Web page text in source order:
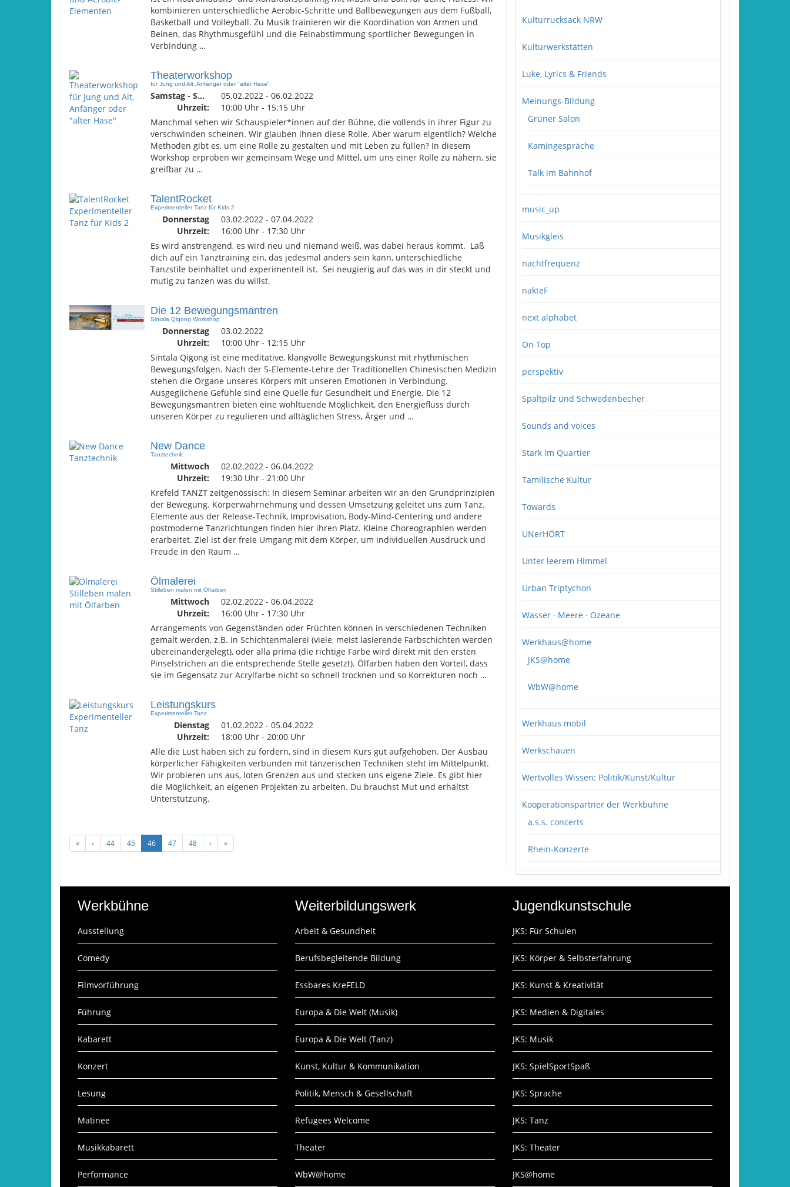
kombinieren unterschiedliche Aerobic-Schritte und Ballbewegungen aus dem Fußball,
Basketball und Volleyball. Zu Musik trainieren wir die Koordination von Armen und
Beinen, das Rhythmusgefühl und die Feinabstimmung sportlicher Bewegungen in
Verbindung …
Theaterworkshop
für Jung und Alt, Anfänger oder "alter Hase"
Samstag - Sonntag
05.02.2022 - 06.02.2022
Uhrzeit:
10:00 Uhr - 15:15 Uhr
Manchmal sehen wir Schauspieler*innen auf der Bühne, die vollends in ihrer Figur zu
verschwinden scheinen. Wir glauben ihnen diese Rolle. Aber warum eigentlich? Welche
Methoden gibt es, um eine Rolle zu gestalten und mit Leben zu füllen? In diesem
Workshop erproben wir gemeinsam Wege und Mittel, um uns einer Rolle zu nähern, sie
greifbar zu …
TalentRocket
Experimenteller Tanz für Kids 2
Donnerstag
03.02.2022 - 07.04.2022
Uhrzeit:
16:00 Uhr - 17:30 Uhr
Es wird anstrengend, es wird neu und niemand weiß, was dabei heraus kommt. Laß
dich auf ein Tanztraining ein, das jedesmal anders sein kann, unterschiedliche
Tanzstile beinhaltet und experimentell ist. Sei neugierig auf das was in dir steckt und
mutig zu tanzen was du willst.
Die 12 Bewegungsmantren
Sintala Qigong Workshop
Donnerstag
03.02.2022
Uhrzeit:
10:00 Uhr - 12:15 Uhr
Sintala Qigong ist eine meditative, klangvolle Bewegungskunst mit rhythmischen
Bewegungsfolgen. Nach der 5-Elemente-Lehre der Traditionellen Chinesischen Medizin
stehen die Organe unseres Körpers mit unseren Emotionen in Verbindung.
Ausgeglichene Gefühle sind eine Quelle für Gesundheit und Energie. Die 12
Bewegungsmantren bieten eine wohltuende Möglichkeit, den Energiefluss durch
unseren Körper zu regulieren und alltäglichen Stress, Ärger und …
New Dance
Tanztechnik
Mittwoch
02.02.2022 - 06.04.2022
Uhrzeit:
19:30 Uhr - 21:00 Uhr
Krefeld TANZT zeitgenössisch: In diesem Seminar arbeiten wir an den Grundprinzipien
der Bewegung. Körperwahrnehmung und dessen Umsetzung geleitet uns zum Tanz.
Elemente aus der Release-Technik, Improvisation, Body-Mind-Centering und andere
postmoderne Tanzrichtungen finden hier ihren Platz. Kleine Choreographien werden
erarbeitet. Ziel ist der freie Umgang mit dem Körper, um individuellen Ausdruck und
Freude in den Raum …
Ölmalerei
Stilleben malen mit Ölfarben
Mittwoch
02.02.2022 - 06.04.2022
Uhrzeit:
16:00 Uhr - 17:30 Uhr
Arrangements von Gegenständen oder Früchten können in verschiedenen Techniken
gemalt werden, z.B. in Schichtenmalerei (viele, meist lasierende Farbschichten werden
übereinandergelegt), oder alla prima (die richtige Farbe wird direkt mit den ersten
Pinselstrichen an die entsprechende Stelle gesetzt). Ölfarben haben den Vorteil, dass
sie im Gegensatz zur Acrylfarbe nicht so schnell trocknen und so Korrekturen noch …
Leistungskurs
Experimenteller Tanz
Dienstag
01.02.2022 - 05.04.2022
Uhrzeit:
18:00 Uhr - 20:00 Uhr
Alle die Lust haben sich zu fordern, sind in diesem Kurs gut aufgehoben. Der Ausbau
körperlicher Fähigkeiten verbunden mit tänzerischen Techniken steht im Mittelpunkt.
Wir probieren uns aus, loten Grenzen aus und stecken uns eigene Ziele. Es gibt hier
die Möglichkeit, an eigenen Projekten zu arbeiten. Du brauchst Mut und erhältst
Unterstützung.
« ‹ 44 45 46 47 48 › »
Kulturrucksack NRW
Kulturwerkstätten
Luke, Lyrics & Friends
Meinungs-Bildung
Grüner Salon
Kamingespräche
Talk im Bahnhof
music_up
Musikgleis
nachtfrequenz
nakteF
next alphabet
On Top
perspektiv
Spaltpilz und Schwedenbecher
Sounds and voices
Stark im Quartier
Tamilische Kultur
Towards
UNerHÖRT
Unter leerem Himmel
Urban Triptychon
Wasser · Meere · Ozeane
Werkhaus@home
JKS@home
WbW@home
Werkhaus mobil
Werkschauen
Wertvolles Wissen: Politik/Kunst/Kultur
Kooperationspartner der Werkbühne
a.s.s. concerts
Rhein-Konzerte
Werkbühne
Ausstellung
Comedy
Filmvorführung
Führung
Kabarett
Konzert
Lesung
Matinee
Musikkabarett
Performance
Weiterbildungswerk
Arbeit & Gesundheit
Berufsbegleitende Bildung
Essbares KreFELD
Europa & Die Welt (Musik)
Europa & Die Welt (Tanz)
Kunst, Kultur & Kommunikation
Politik, Mensch & Gesellschaft
Refugees Welcome
Theater
WbW@home
Jugendkunstschule
JKS: Für Schulen
JKS: Körper & Selbsterfahrung
JKS: Kunst & Kreativität
JKS: Medien & Digitales
JKS: Musik
JKS: SpielSportSpaß
JKS: Sprache
JKS: Tanz
JKS: Theater
JKS@home